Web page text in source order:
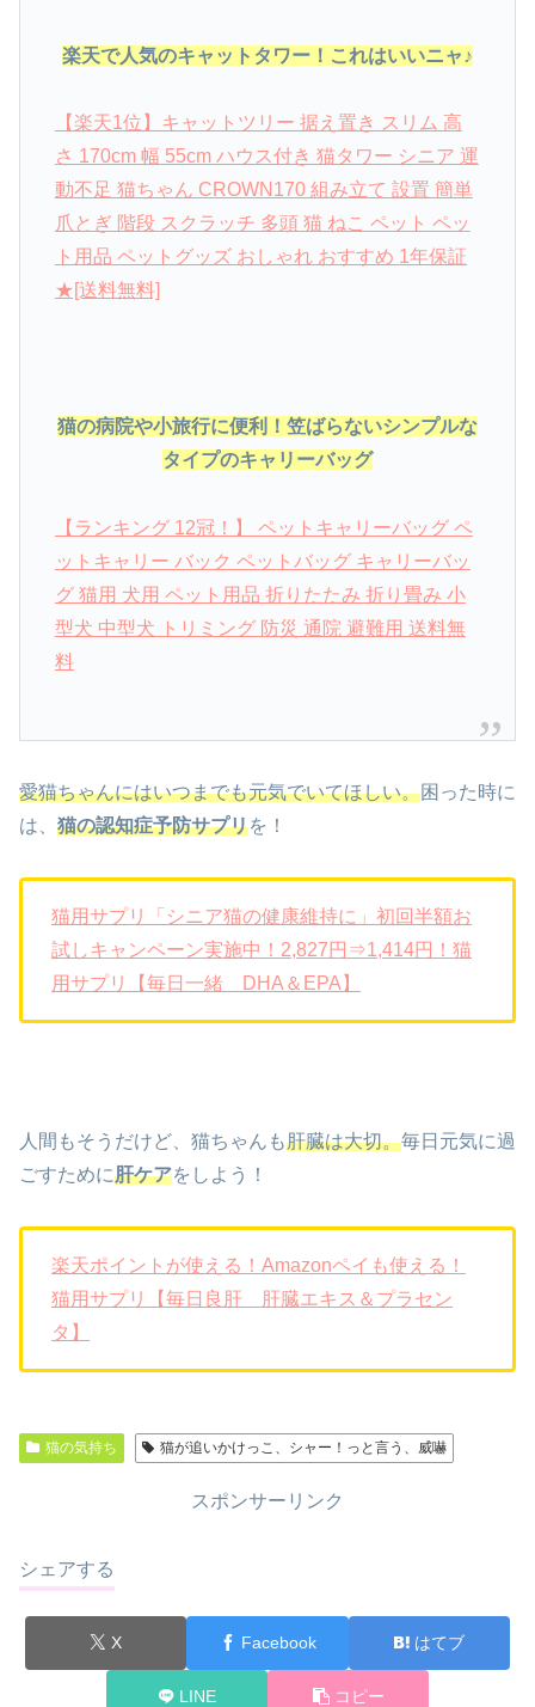
楽天で人気のキャットタワー！これはいいニャ♪
【楽天1位】キャットツリー 据え置き スリム 高
さ 170cm 幅 55cm ハウス付き 猫タワー シニア 運
動不足 猫ちゃん CROWN170 組み立て 設置 簡単
爪とぎ 階段 スクラッチ 多頭 猫 ねこ ペット ペッ
ト用品 ペットグッズ おしゃれ おすすめ 1年保証
★[送料無料]
猫の病院や小旅行に便利！笠ばらないシンプルな
タイプのキャリーバッグ
【ランキング 12冠！】 ペットキャリーバッグ ペ
ットキャリー バック ペットバッグ キャリーバッ
グ 猫用 犬用 ペット用品 折りたたみ 折り畳み 小
型犬 中型犬 トリミング 防災 通院 避難用 送料無
料
愛猫ちゃんにはいつまでも元気でいてほしい。困った時に
は、 猫の認知症予防サプリを！
猫用サプリ「シニア猫の健康維持に」初回半額お
試しキャンペーン実施中！2,827円⇒1,414円！猫
用サプリ【毎日一緒 DHA＆EPA】
人間もそうだけど、猫ちゃんも肝臓は大切。毎日元気に過
ごすために肝ケアをしよう！
楽天ポイントが使える！Amazonペイも使える！
猫用サプリ【毎日良肝 肝臓エキス＆プラセン
タ】
猫の気持ち 猫が追いかけっこ、シャー！っと言う、威嚇
スポンサーリンク
シェアする
X Facebook はてブ
LINE コピー